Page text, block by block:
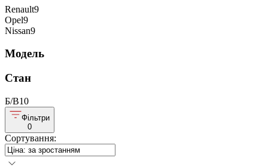
Renault9
Opel9
Nissan9
Модель
Стан
Б/В10
Фільтри
0
Сортування: